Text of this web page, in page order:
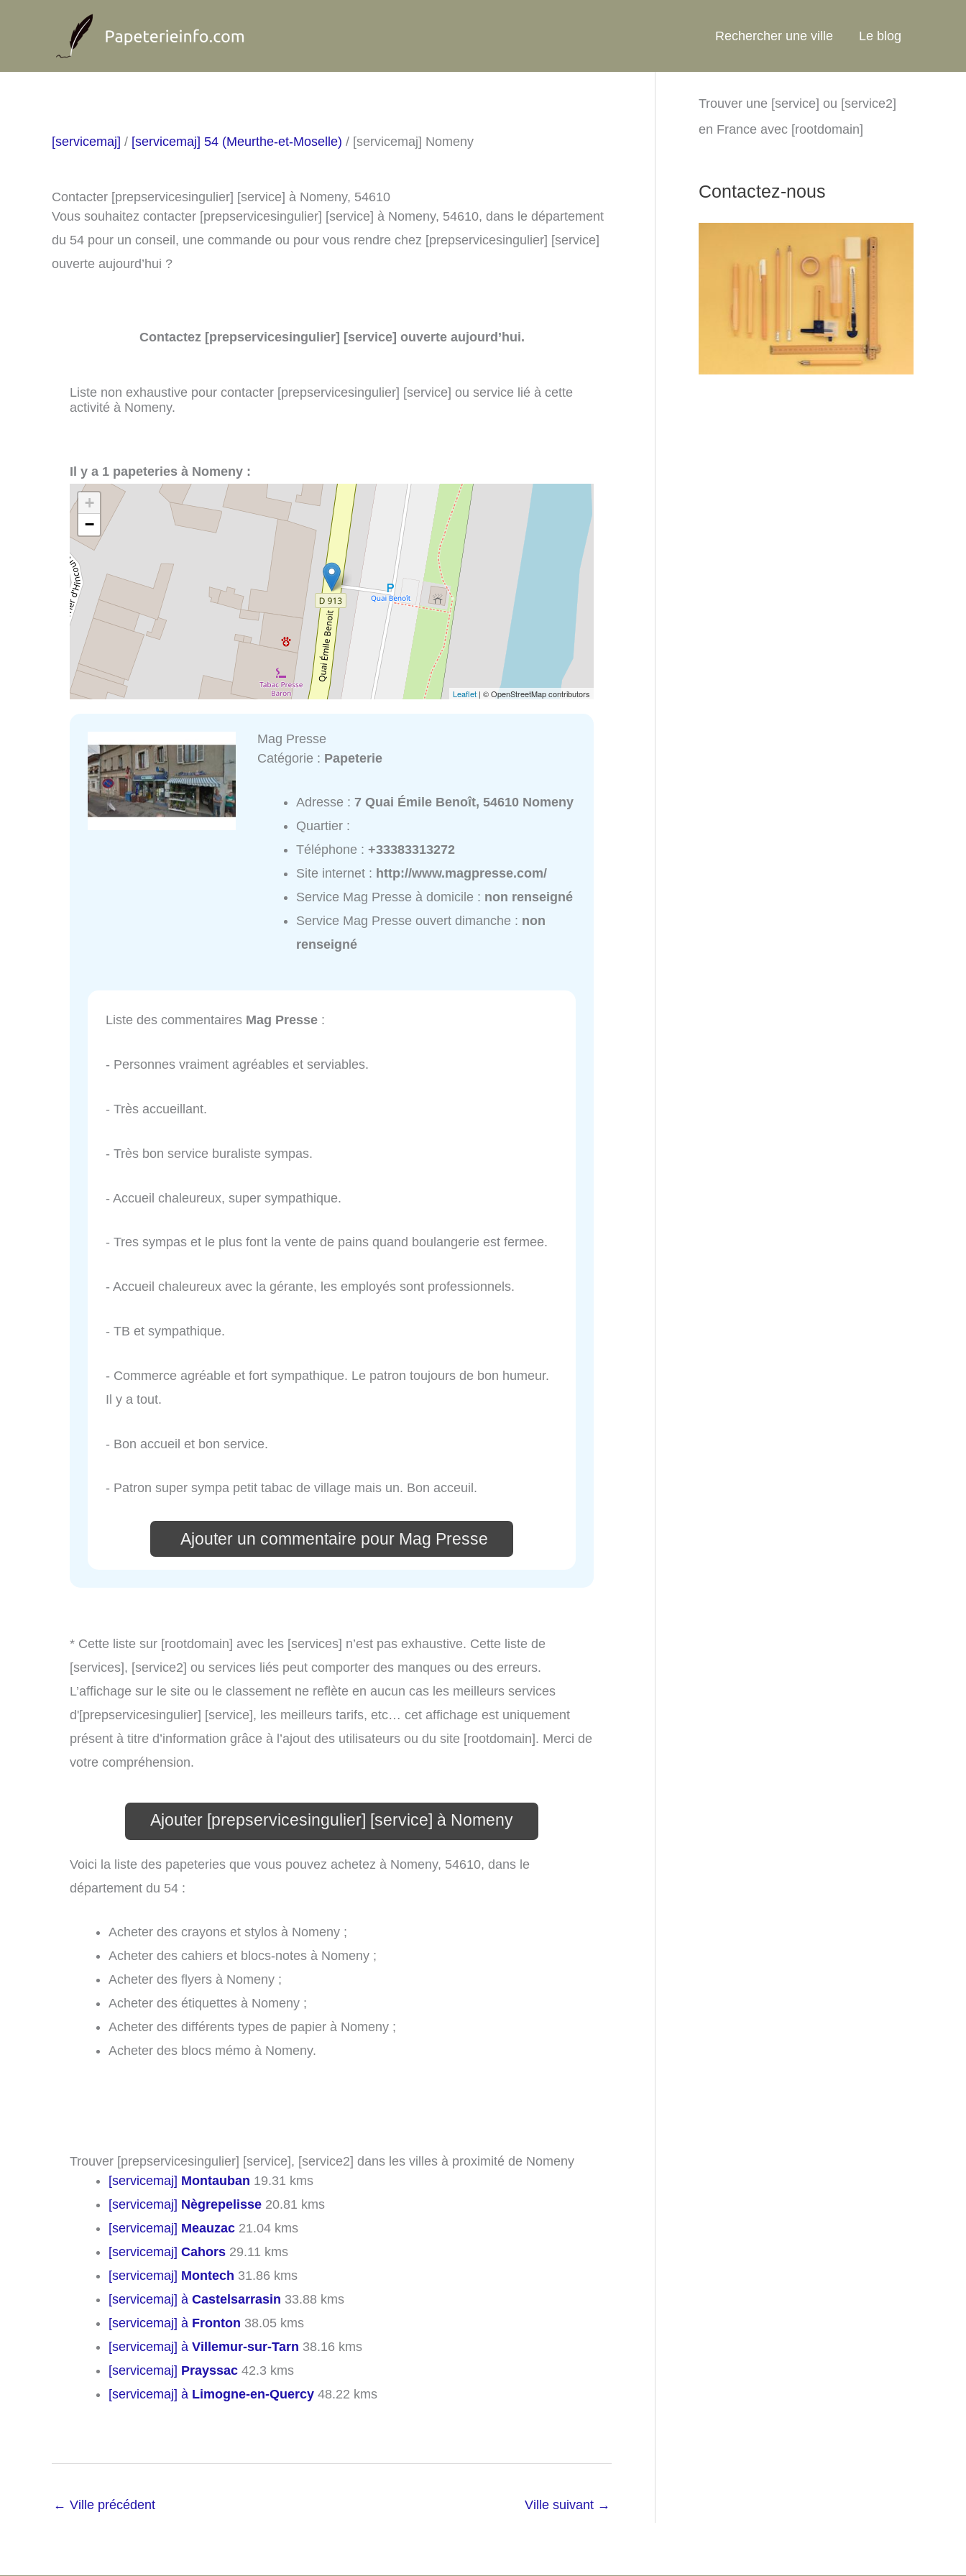
Rechercher une ville Le blog
[servicemaj] / [servicemaj] 54 (Meurthe-et-Moselle) / [servicemaj] Nomeny
Contacter [prepservicesingulier] [service] à Nomeny, 54610
Vous souhaitez contacter [prepservicesingulier] [service] à Nomeny, 54610, dans le département
du 54 pour un conseil, une commande ou pour vous rendre chez [prepservicesingulier] [service]
ouverte aujourd’hui ?
Contactez [prepservicesingulier] [service] ouverte aujourd’hui.
Liste non exhaustive pour contacter [prepservicesingulier] [service] ou service lié à cette
activité à Nomeny.
Il y a 1 papeteries à Nomeny :
+
−
Leaflet | © OpenStreetMap contributors
Mag Presse
Catégorie : Papeterie
Adresse :7 Quai Émile Benoît, 54610 Nomeny
Quartier :
Téléphone :+33383313272
Site internet : http://www.magpresse.com/
Service Mag Presse à domicile : non renseigné
Service Mag Presse ouvert dimanche : non
renseigné
Liste des commentaires Mag Presse :
- Personnes vraiment agréables et serviables.
- Très accueillant.
- Très bon service buraliste sympas.
- Accueil chaleureux, super sympathique.
- Tres sympas et le plus font la vente de pains quand boulangerie est fermee.
- Accueil chaleureux avec la gérante, les employés sont professionnels.
- TB et sympathique.
- Commerce agréable et fort sympathique. Le patron toujours de bon humeur.
Il y a tout.
- Bon accueil et bon service.
- Patron super sympa petit tabac de village mais un. Bon acceuil.
Ajouter un commentaire pour Mag Presse
* Cette liste sur [rootdomain] avec les [services] n’est pas exhaustive. Cette liste de
[services], [service2] ou services liés peut comporter des manques ou des erreurs.
L’affichage sur le site ou le classement ne reflète en aucun cas les meilleurs services
d'[prepservicesingulier] [service], les meilleurs tarifs, etc… cet affichage est uniquement
présent à titre d’information grâce à l’ajout des utilisateurs ou du site [rootdomain]. Merci de
votre compréhension.
Ajouter [prepservicesingulier] [service] à Nomeny
Voici la liste des papeteries que vous pouvez achetez à Nomeny, 54610, dans le
département du 54 :
Acheter des crayons et stylos à Nomeny ;
Acheter des cahiers et blocs-notes à Nomeny ;
Acheter des flyers à Nomeny ;
Acheter des étiquettes à Nomeny ;
Acheter des différents types de papier à Nomeny ;
Acheter des blocs mémo à Nomeny.
Trouver [prepservicesingulier] [service], [service2] dans les villes à proximité de Nomeny
[servicemaj] Montauban 19.31 kms
[servicemaj] Nègrepelisse 20.81 kms
[servicemaj] Meauzac 21.04 kms
[servicemaj] Cahors 29.11 kms
[servicemaj] Montech 31.86 kms
[servicemaj] à Castelsarrasin 33.88 kms
[servicemaj] à Fronton 38.05 kms
[servicemaj] à Villemur-sur-Tarn 38.16 kms
[servicemaj] Prayssac 42.3 kms
[servicemaj] à Limogne-en-Quercy 48.22 kms
← Ville précédent Ville suivant →
Trouver une [service] ou [service2]
en France avec [rootdomain]
Contactez-nous